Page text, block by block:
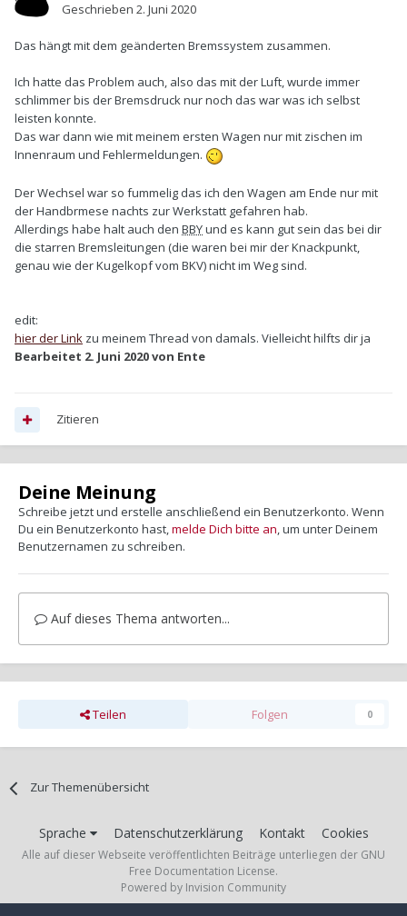
Geschrieben 2. Juni 2020
Das hängt mit dem geänderten Bremssystem zusammen.
Ich hatte das Problem auch, also das mit der Luft, wurde immer
schlimmer bis der Bremsdruck nur noch das war was ich selbst
leisten konnte.
Das war dann wie mit meinem ersten Wagen nur mit zischen im
Innenraum und Fehlermeldungen.
Der Wechsel war so fummelig das ich den Wagen am Ende nur mit
der Handbrmese nachts zur Werkstatt gefahren hab.
Allerdings habe halt auch den BBYund es kann gut sein das bei dir
die starren Bremsleitungen (die waren bei mir der Knackpunkt,
genau wie der Kugelkopf vom BKV) nicht im Weg sind.
edit:
hier der Link zu meinem Thread von damals. Vielleicht hilfts dir ja
Bearbeitet 2. Juni 2020von Ente
Zitieren
Deine Meinung
Schreibe jetzt und erstelle anschließend ein Benutzerkonto. Wenn
Du ein Benutzerkonto hast,melde Dich bitte an, um unter Deinem
Benutzernamen zu schreiben.
Auf dieses Thema antworten...
Teilen Folgen 0
Zur Themenübersicht
Sprache Datenschutzerklärung Kontakt Cookies
Alle auf dieser Webseite veröffentlichten Beiträge unterliegen der GNU
Free Documentation License.
Powered by Invision Community